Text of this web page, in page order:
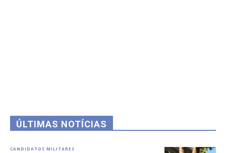
ÚLTIMAS NOTÍCIAS
CANDIDATOS MILITARES